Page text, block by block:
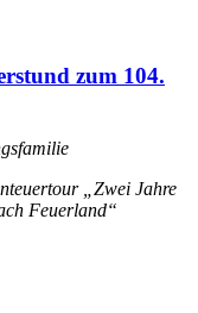
zum 104.
„Zwei Jahre
Feuerland“